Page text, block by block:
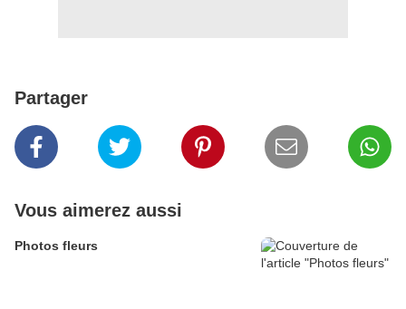
Partager
Vous aimerez aussi
Photos fleurs